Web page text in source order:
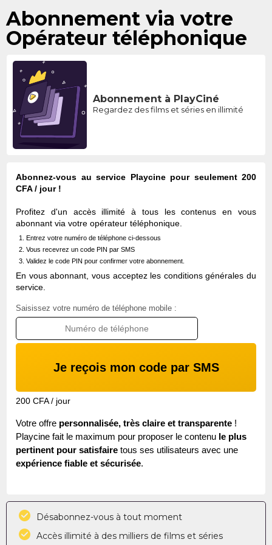
Abonnement via votre
Opérateur téléphonique
Abonnement à PlayCiné
Regardez des films et séries en illimité
Abonnez-vous au service Playcinepour seulement 200
CFA / jour!
Profitez d'un accès illimité à tous les contenus en vous
abonnant via votre opérateur téléphonique.
1. Entrez votre numéro de téléphone ci-dessous
2. Vous recevrez un code PIN par SMS
3. Validez le code PIN pour confirmer votre abonnement.
En vous abonnant, vous acceptez les conditions générales du
service.
Saisissez votre numéro de téléphone mobile :
Je reçois mon code par SMS
200 CFA / jour
Votre offre personnalisée, très claire et transparente !
Playcine fait le maximum pour proposer le contenu le plus
pertinent pour satisfaire tous ses utilisateurs avec une
expérience fiable et sécurisée.
Désabonnez-vous à tout moment
Accès illimité à des milliers de films et séries